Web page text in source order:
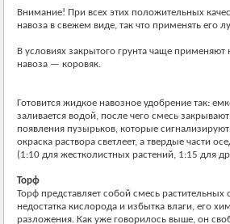
Внимание! При всех этих положительных
навоза в свежем виде, так что применять его
В условиях закрытого грунта чаще
навоза — коровяк.
Готовится жидкое навозное удобрение так:
заливается водой, после чего смесь
появления пузырьков, которые
окраска раствора светлеет, а твердые части
(1:10 для жестколистных растений, 1:15 для
Торф
Торф представляет собой смесь
недостатка кислорода и избытка влаги, его
разложения. Как уже говорилось выше, он